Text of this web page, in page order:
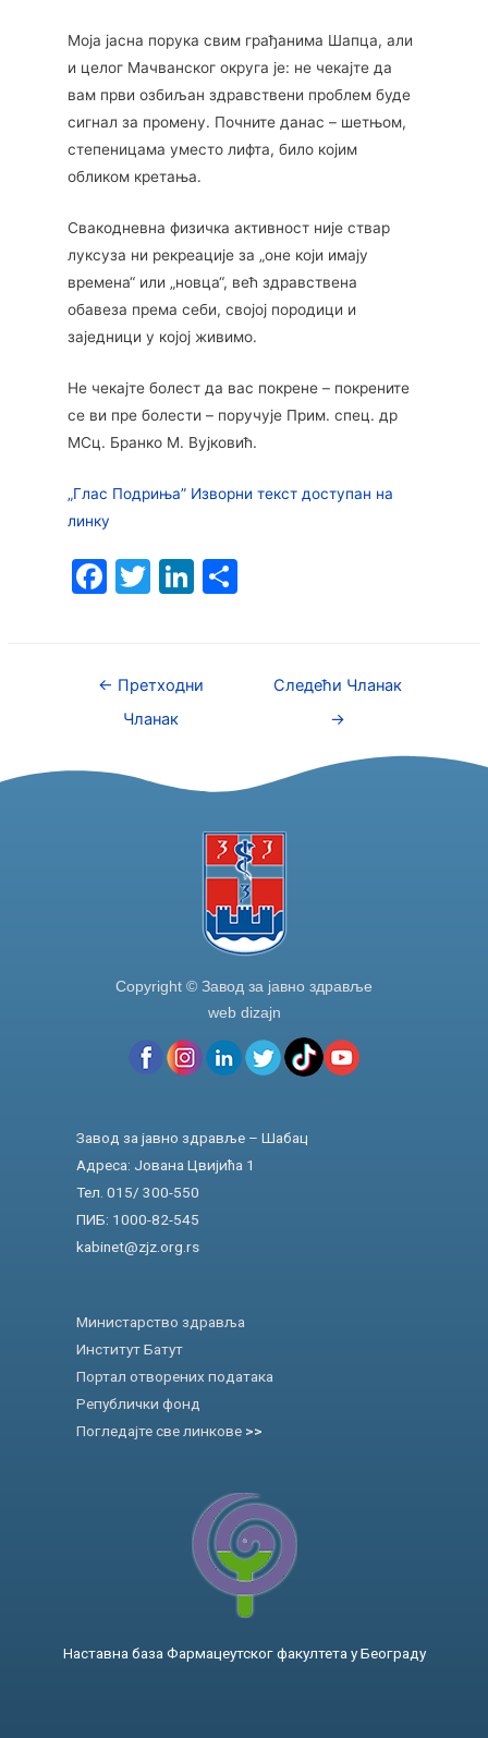
Моја јасна порука свим грађанима Шапца, али
и целог Мачванског округа је: не чекајте да
вам први озбиљан здравствени проблем буде
сигнал за промену. Почните данас – шетњом,
степеницама уместо лифта, било којим
обликом кретања.
Свакодневна физичка активност није ствар
луксуза ни рекреације за „оне који имају
времена“ или „новца“, већ здравствена
обавеза према себи, својој породици и
заједници у којој живимо.
Не чекајте болест да вас покрене – покрените
се ви пре болести – поручује Прим. спец. др
МСц. Бранко М. Вујковић.
„Глас Подриња” Изворни текст доступан на
линку
F
e
b
o
T
er
Li
e
S
← Претходни
Чланак
Следећи Чланак
→
Copyright © Завод за јавно здравље
web dizajn
Завод за јавно здравље – Шабац
Адреса: Јована Цвијића 1
Тел. 015/ 300-550
ПИБ: 1000-82-545
kabinet@zjz.org.rs
Министарство здравља
Институт Батут
Портал отворених података
Републички фонд
Погледајте све линкове >>
Наставна база Фармацеутског факултета у Београду